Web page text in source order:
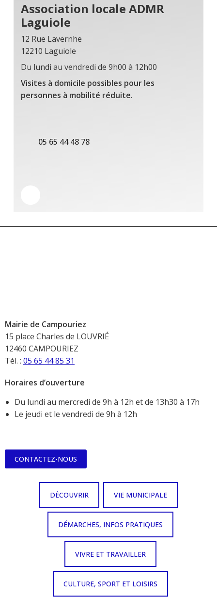
Association locale ADMR
Laguiole
12 Rue Lavernhe
12210 Laguiole
Du lundi au vendredi de 9h00 à 12h00
Visites à domicile possibles pour les
personnes à mobilité réduite.
05 65 44 48 78
Mairie de Campouriez
15 place Charles de LOUVRIÉ
12460 CAMPOURIEZ
Tél. : 05 65 44 85 31
Horaires d’ouverture
Du lundi au mercredi de 9h à 12h et de 13h30 à 17h
Le jeudi et le vendredi de 9h à 12h
CONTACTEZ-NOUS
DÉCOUVRIR VIE MUNICIPALE
DÉMARCHES, INFOS PRATIQUES
VIVRE ET TRAVAILLER
CULTURE, SPORT ET LOISIRS